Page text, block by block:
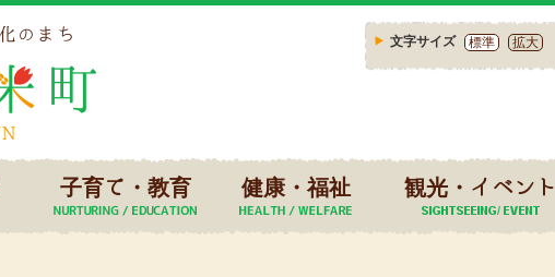
文字サイズ 標準 拡大
子育て・教育 健康・福祉 観光・イベント